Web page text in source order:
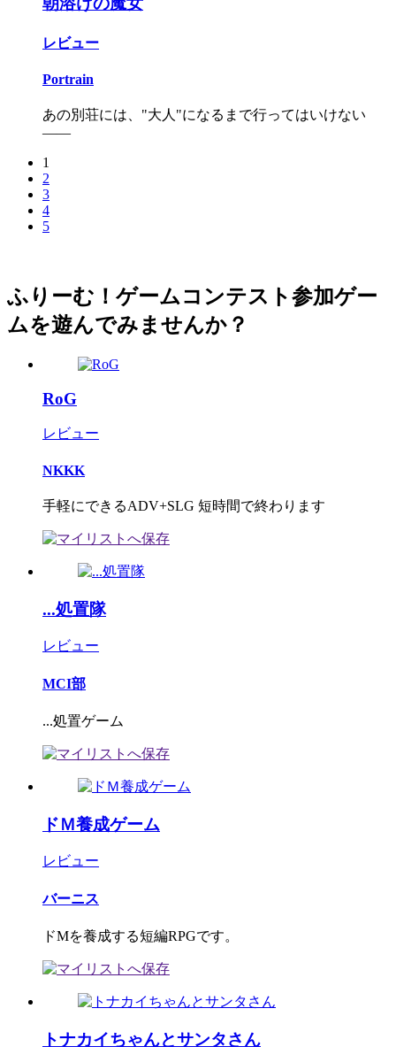
レビュー
Portrain
あの別荘には、"大人"になるまで行ってはいけない
――
1
2
3
4
5
ふりーむ！ゲームコンテスト参加ゲー
ムを遊んでみませんか？
RoG
レビュー
NKKK
手軽にできるADV+SLG 短時間で終わります
...処置隊
レビュー
MCI部
...処置ゲーム
ドＭ養成ゲーム
レビュー
バーニス
ドMを養成する短編RPGです。
トナカイちゃんとサンタさん